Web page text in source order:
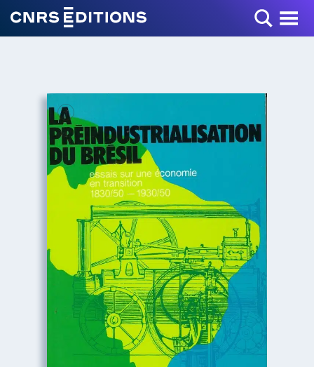
Toggle Menu
+